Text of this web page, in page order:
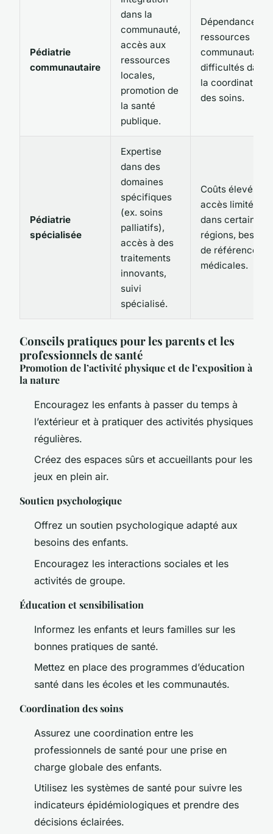
Pédiatrie
communautaire
dans la
communauté,
accès aux
ressources
locales,
promotion de
la santé
publique.
Dépendance
ressources
difficultés dans
la coordination
des soins.
Pédiatrie
spécialisée
Expertise
dans des
domaines
spécifiques
(ex. soins
palliatifs),
accès à des
traitements
innovants,
suivi
spécialisé.
Coûts élevés,
accès limité
dans certaines
régions, besoin
de références
médicales.
Conseils pratiques pour les parents et les
professionnels de santé
Promotion de l’activité physique et de l’exposition à
la nature
Encouragez les enfants à passer du temps à
l’extérieur et à pratiquer des activités physiques
régulières.
Créez des espaces sûrs et accueillants pour les
jeux en plein air.
Soutien psychologique
Offrez un soutien psychologique adapté aux
besoins des enfants.
Encouragez les interactions sociales et les
activités de groupe.
Éducation et sensibilisation
Informez les enfants et leurs familles sur les
bonnes pratiques de santé.
Mettez en place des programmes d’éducation
santé dans les écoles et les communautés.
Coordination des soins
Assurez une coordination entre les
professionnels de santé pour une prise en
charge globale des enfants.
Utilisez les systèmes de santé pour suivre les
indicateurs épidémiologiques et prendre des
décisions éclairées.